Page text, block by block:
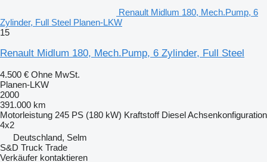
Renault Midlum 180, Mech.Pump, 6
Zylinder, Full Steel Planen-LKW
15
Renault Midlum 180, Mech.Pump, 6 Zylinder, Full Steel
4.500 € Ohne MwSt.
Planen-LKW
2000
391.000 km
Motorleistung 245 PS (180 kW) Kraftstoff DieselAchsenkonfiguration
4x2
Deutschland, Selm
S&D Truck Trade
Verkäufer kontaktieren